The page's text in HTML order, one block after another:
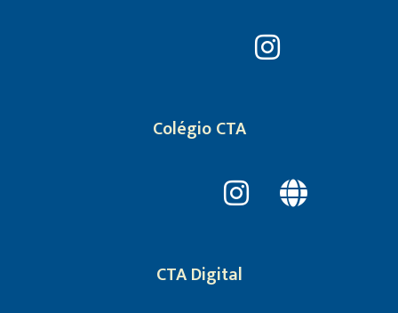
Colégio CTA
CTA Digital